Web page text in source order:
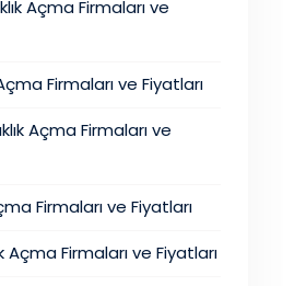
Açma Firmaları ve
Firmaları ve Fiyatları
Açma Firmaları ve
Firmaları ve Fiyatları
Açma Firmaları ve Fiyatları